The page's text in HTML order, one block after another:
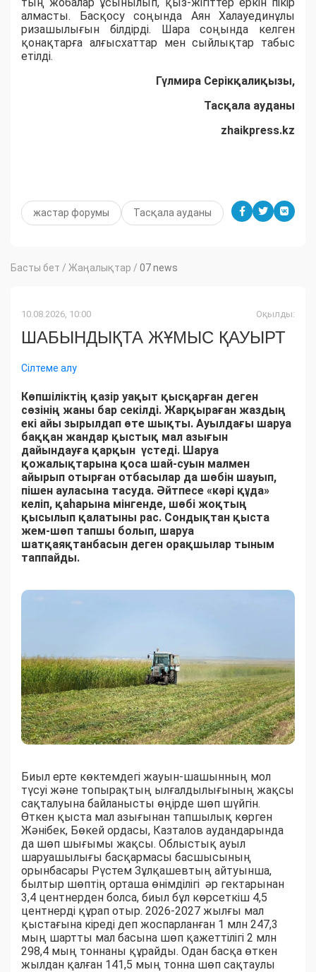
тың жобалар ұсынылып, қыз-жігіттер еркін пікір
алмасты. Басқосу соңында Аян Халауединұлы
ризашылығын білдірді. Шара соңында келген
қонақтарға алғысхаттар мен сыйлықтар табыс
етілді.
Гүлмира Серікқалиқызы,
Тасқала ауданы
zhaikpress.kz
жастар форумы Тасқала ауданы
Басты бет / Жаңалықтар / 07 news
10.08.2026, 10:00 Оқылды:
ШАБЫНДЫҚТА ЖҰМЫС ҚАУЫРТ
Сілтеме алу
Көпшіліктің қазір уақыт қысқарған деген
сөзінің жаны бар секілді. Жарқыраған жаздың
екі айы зырылдап өте шықты. Ауылдағы шаруа
баққан жандар қыстық мал азығын
дайындауға қарқын үстеді. Шаруа
қожалықтарына қоса шай-суын малмен
айырып отырған отбасылар да шөбін шауып,
пішен ауласына тасуда. Әйтпесе «кәрі құда»
келіп, қаһарына мінгенде, шөбі жоқтың
қысылып қалатыны рас. Сондықтан қыста
жем-шөп тапшы болып, шаруа
шатқаяқтанбасын деген орақшылар тыным
таппайды.
Биыл ерте көктемдегі жауын-шашынның мол
түсуі және топырақтың ылғалдылығының жақсы
сақталуына байланысты өңірде шөп шүйгін.
Өткен қыста мал азығынан тапшылық көрген
Жәнібек, Бөкей ордасы, Казталов аудандарында
да шөп шығымы жақсы. Облыстық ауыл
шаруашылығы басқармасы басшысының
орынбасары Рүстем Зұлқашевтың айтуынша,
былтыр шөптің орташа өнімділігі әр гектарынан
3,4 центнерден болса, биыл бұл көрсеткіш 4,5
центнерді құрап отыр. 2026-2027 жылғы мал
қыстағына кіреді деп жоспарланған 1 млн 247,3
мың шартты мал басына шөп қажеттілігі 2 млн
298,4 мың тоннаны құрайды. Одан басқа өткен
жылдан қалған 141,5 мың тонна шөп сақтаулы